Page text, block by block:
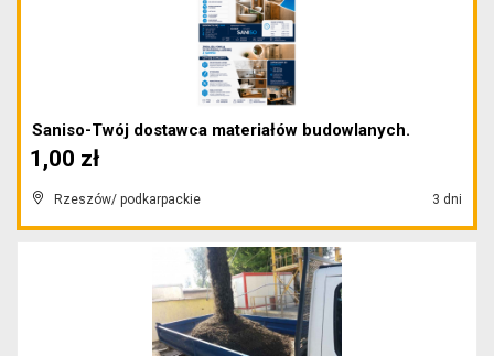
Saniso-Twój dostawca materiałów budowlanych.
Rzeszów/ podkarpackie 3 dni
1,00 zł